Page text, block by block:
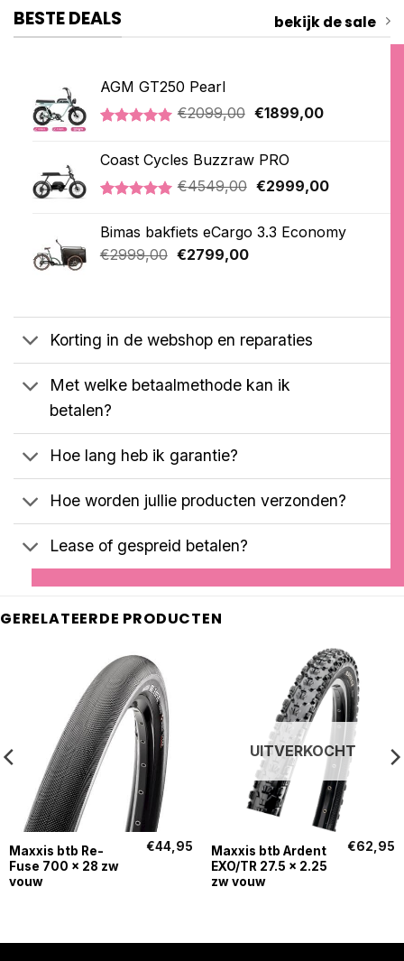
BESTE DEALS bekijk de sale
AGM GT250 Pearl
gebaseerd
op
klantbeoordelingen
€2099,00 Oorspronkelijke
€2099,00.
€1899,00Huidige
Coast Cycles Buzzraw PRO
5.00
op 5
gebaseerd
op
klantbeoordeling
€4549,00 Oorspronkelijke
€4549,00.
€2999,00Huidige
€2999,00.
Bimas bakfiets eCargo 3.3 Economy
€2999,00 Oorspronkelijke
€2799,00Huidige
Korting in de webshop en reparaties
Met welke betaalmethode kan ik
betalen?
Hoe lang heb ik garantie?
Hoe worden jullie producten verzonden?
Lease of gespreid betalen?
GERELATEERDE PRODUCTEN
Maxxis btb Re-
Fuse 700 x 28 zw
vouw
€44,95
UITVERKOCHT
Maxxis btb Ardent
EXO/TR 27.5 x 2.25
zw vouw
€62,95